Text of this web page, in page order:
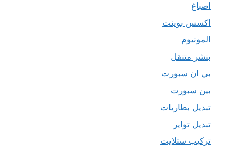
اصباغ
اكسس بوينت
المونيوم
بنشر متنقل
بي ان سبورت
بين سبورت
تبديل بطاريات
تبديل تواير
تركيب ستلايت